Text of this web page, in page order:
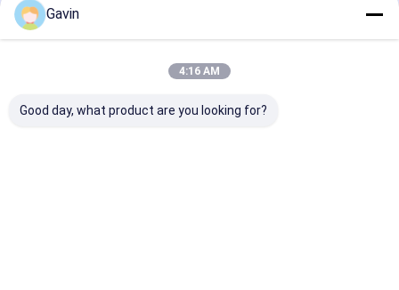
अनुशंसित उत्पाद
Gavin
4:16 AM
Good day, what product are you looking for?